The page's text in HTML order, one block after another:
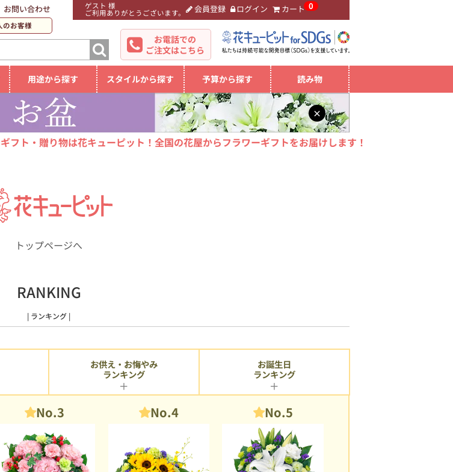
ゲスト 様
ご利用ありがとうございます。 会員登録 ログイン カート 0
お問い合わせ
のお客様
お電話での
ご注文はこちら
用途から探す スタイルから探す 予算から探す 読み物
×
フト・贈り物は花キューピット！全国の花屋からフラワーギフトをお届けします！
トップページへ
RANKING
| ランキング |
No.3 No.4 No.5
お供え・お悔やみ
ランキング
お誕生日
ランキング